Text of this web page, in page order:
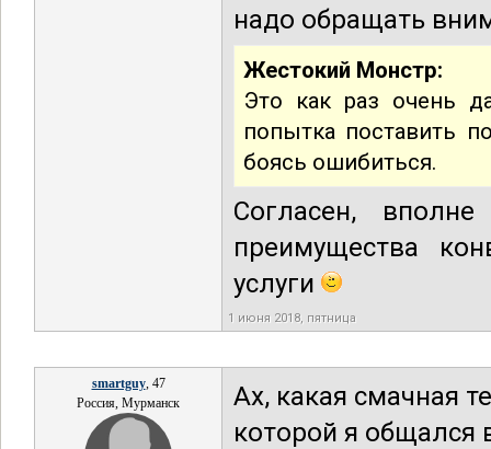
надо обращать
Жестокий Монстр:
Это как раз очень
попытка поставить
боясь ошибиться.
Согласен,
преимущества
услуги
1 июня 2018, пятница
smartguy, 47
Россия, Мурманск
Ах, какая смачная
которой я общался